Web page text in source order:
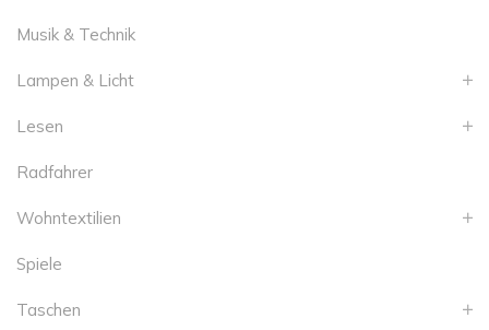
Musik & Technik
Lampen & Licht
Lesen
Radfahrer
Wohntextilien
Spiele
Taschen